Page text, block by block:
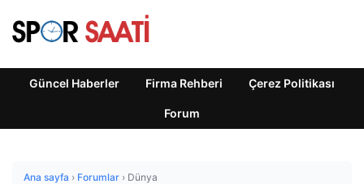
Güncel Haberler Firma Rehberi Çerez Politikası
Forum
Ana sayfa › Forumlar › Dünya